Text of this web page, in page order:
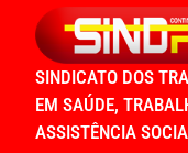
SINDICATO DOS
EM SAÚDE,
ASSISTÊNCIA